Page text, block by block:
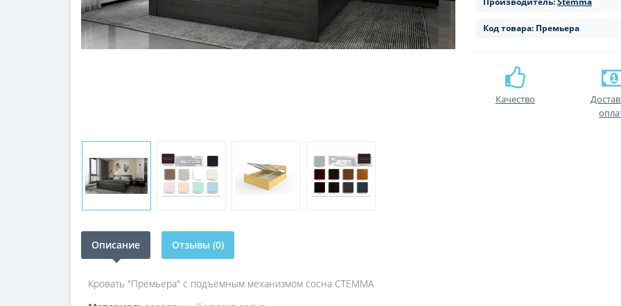
Код товара: Премьера
Качество
Описание Отзывы (0)
Кровать "Премьера" с подъемным механизмом сосна СТЕММА